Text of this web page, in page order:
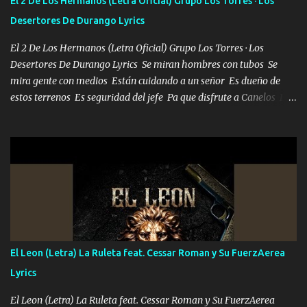
Desertores De Durango Lyrics
El 2 De Los Hermanos (Letra Oficial) Grupo Los Torres · Los
Desertores De Durango Lyrics Se miran hombres con tubos Se
mira gente con medios Están cuidando a un señor Es dueño de
estos terrenos Es seguridad del jefe Pa que disfrute a Canelos Es
ni tampoco las mujeres porque es platica de grandes por eso hay
que estar alegres doy las instrucciones para atender los deberes
Música Si es que salta algún problema de confianza tengo gente
ahí está el Hombre Cuarenta y también Pariente 7 arreglan
cualquier problema no más es cuestión que ordené NOS HACE
FALTA UN HERMANO DE CLAVE ERA EL 24 SIEMPRE FUE UN
HOMBRE VALIENTE POR ALGO M'URIÓ PELEAND0 SIEMPRE
VIO POR LA FAMILIA PARA QUE SIGA EL LEGADO Es el DOS de
los HERMANOS un cerebro inteligente y com...
El Leon (Letra) La Ruleta feat. Cessar Roman y Su FuerzAerea
Lyrics
El Leon (Letra) La Ruleta feat. Cessar Roman y Su FuerzAerea